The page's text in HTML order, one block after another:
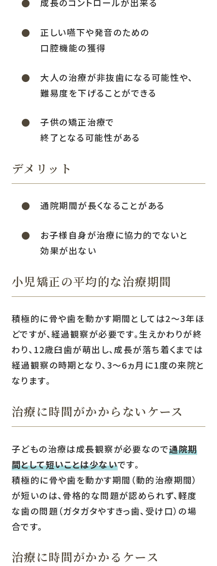
成長のコントロールが出来る
正しい嚥下や発音のための
口腔機能の獲得
大人の治療が非抜歯になる可能性や、
難易度を下げることができる
子供の矯正治療で
終了となる可能性がある
デメリット
通院期間が長くなることがある
お子様自身が治療に協力的でないと
効果が出ない
小児矯正の平均的な治療期間
積極的に骨や歯を動かす期間としては2〜3年ほ
どですが、経過観察が必要です。生えかわりが終
わり、12歳臼歯が萌出し、成長が落ち着くまでは
経過観察の時期となり、3〜6ヵ月に1度の来院と
なります。
治療に時間がかからないケース
子どもの治療は成長観察が必要なので通院期
間として短いことは少ないです。
積極的に骨や歯を動かす期間（動的治療期間）
が短いのは、骨格的な問題が認められず、軽度
な歯の問題（ガタガタやすきっ歯、受け口）の場
合です。
治療に時間がかかるケース